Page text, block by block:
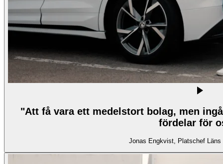
"Att få vara ett medelstort bolag, men
fördelar för
Jonas Engkvist, Platschef Läns